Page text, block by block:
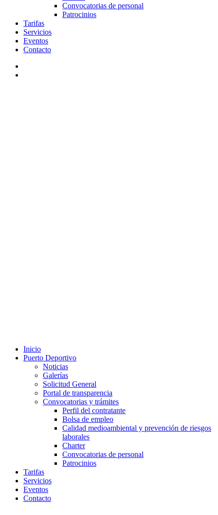
Convocatorias de personal
Patrocinios
Tarifas
Servicios
Eventos
Contacto
Inicio
Puerto Deportivo
Noticias
Galerías
Solicitud General
Portal de transparencia
Convocatorias y trámites
Perfil del contratante
Bolsa de empleo
Calidad medioambiental y prevención de riesgos
laborales
Charter
Convocatorias de personal
Patrocinios
Tarifas
Servicios
Eventos
Contacto